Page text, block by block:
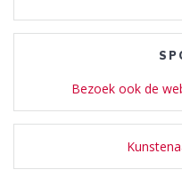
Bezoek ook de